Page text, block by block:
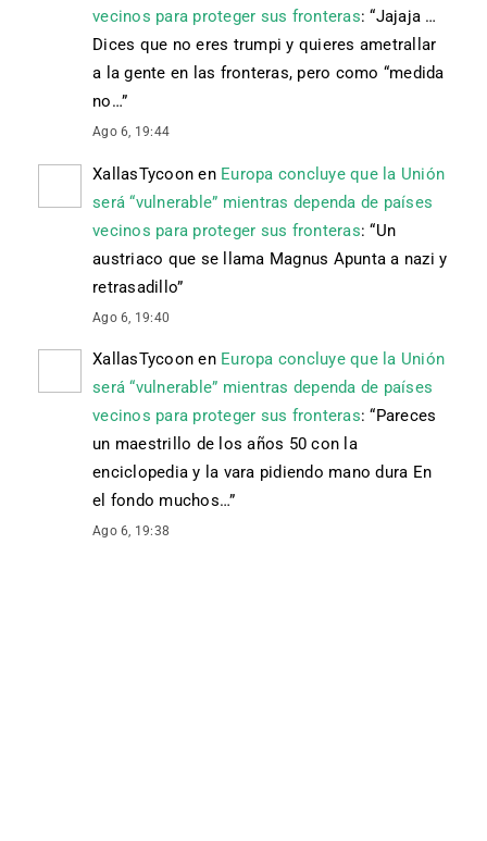
vecinos para proteger sus fronteras: “Jajaja …
Dices que no eres trumpi y quieres ametrallar
a la gente en las fronteras, pero como “medida
no…”
Ago 6, 19:44
XallasTycoon en Europa concluye que la Unión
será “vulnerable” mientras dependa de países
vecinos para proteger sus fronteras: “Un
austriaco que se llama Magnus Apunta a nazi y
retrasadillo”
Ago 6, 19:40
XallasTycoon en Europa concluye que la Unión
será “vulnerable” mientras dependa de países
vecinos para proteger sus fronteras: “Pareces
un maestrillo de los años 50 con la
enciclopedia y la vara pidiendo mano dura En
el fondo muchos…”
Ago 6, 19:38